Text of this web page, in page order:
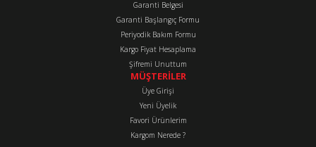
Garanti Belgesi
Garanti Başlangıç Formu
Periyodik Bakım Formu
Kargo Fiyat Hesaplama
Şifremi Unuttum
MÜŞTERİLER
Üye Girişi
Yeni Üyelik
Favori Ürünlerim
Kargom Nerede ?